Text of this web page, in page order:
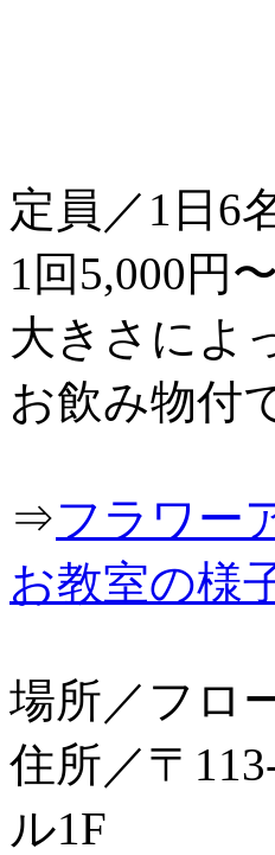
11月23
11月24
定員／1日6
1回5,000円
大きさによ
お飲み物付
⇒フラワー
お教室の様
場所／フロ
住所／〒
ル1F